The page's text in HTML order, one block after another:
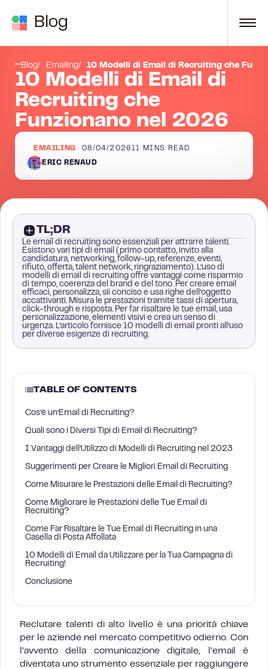
Blog
Blog Emailing 10 Modelli di Email di Recruiting che
10 Modelli di Email di
Recruiting che
Funzionano nel 2026
EMAILING 08/04/2026 11 MINS READ
ERIC RENAUD
TL;DR
Le email di recruiting sono essenziali per attrarre talenti.
Esistono vari tipi di email (primo contatto, invito alla
candidatura, networking, follow-up, referenze, eventi,
rifiuto, offerta, talent network, ringraziamento). L’uso di
modelli di email di recruiting offre vantaggi come risparmio
di tempo, coerenza del brand e del tono. Per creare email
efficaci, personalizza, sii conciso e usa righe dell’oggetto
accattivanti. Misura le prestazioni tramite tassi di apertura,
click-through e risposta. Per far risaltare le tue email, usa
personalizzazione, elementi visivi e crea un senso di
urgenza. L’articolo fornisce 10 modelli di email pronti all’uso
per diverse esigenze di recruiting.
TABLE OF CONTENTS
Cos’è un’Email di Recruiting?
Quali sono i Diversi Tipi di Email di Recruiting?
I Vantaggi dell’Utilizzo di Modelli di Recruiting nel 2023
Suggerimenti per Creare le Migliori Email di Recruiting
Come Misurare le Prestazioni delle Email di Recruiting?
Come Migliorare le Prestazioni delle Tue Email di
Recruiting?
Come Far Risaltare le Tue Email di Recruiting in una
Casella di Posta Affollata
10 Modelli di Email da Utilizzare per la Tua Campagna di
Recruiting!
Conclusione
Reclutare talenti di alto livello è una priorità chiave
per le aziende nel mercato competitivo odierno. Con
l’avvento della comunicazione digitale, l’email è
diventata uno strumento essenziale per raggiungere